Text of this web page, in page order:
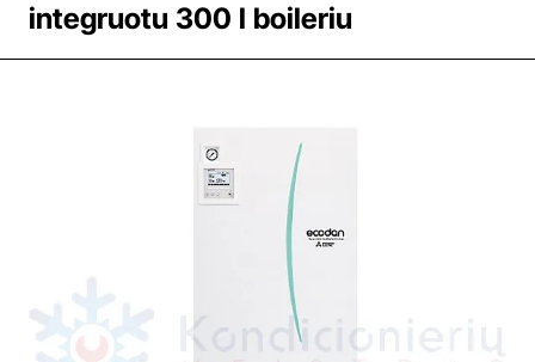
integruotu 300 l boileriu